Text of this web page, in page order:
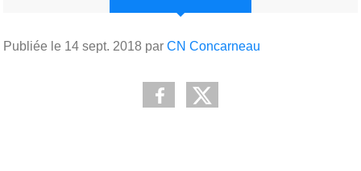
Publiée le 14 sept. 2018 par CN Concarneau